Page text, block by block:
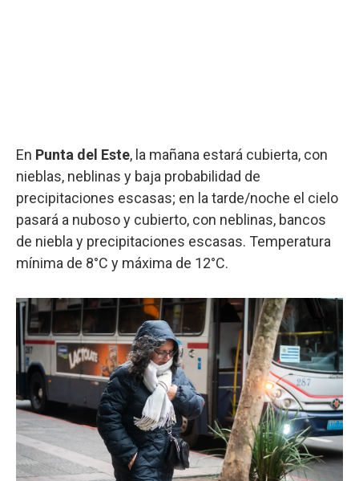
En Punta del Este, la mañana estará cubierta, con
nieblas, neblinas y baja probabilidad de
precipitaciones escasas; en la tarde/noche el cielo
pasará a nuboso y cubierto, con neblinas, bancos
de niebla y precipitaciones escasas. Temperatura
mínima de 8°C y máxima de 12°C.